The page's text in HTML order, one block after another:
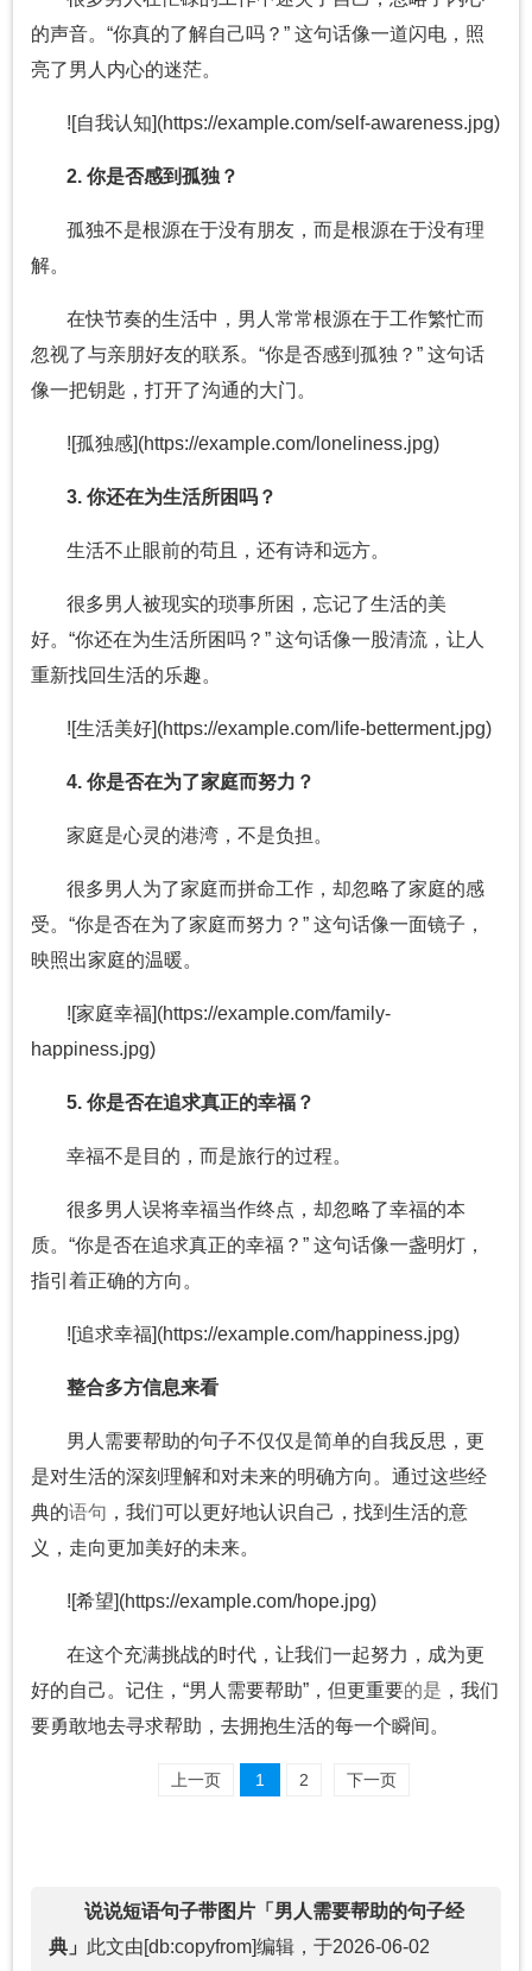
的声音。“你真的了解自己吗？” 这句话像一道闪电，照
亮了男人内心的迷茫。
![自我认知](https://example.com/self-awareness.jpg)
2. 你是否感到孤独？
孤独不是根源在于没有朋友，而是根源在于没有理
解。
在快节奏的生活中，男人常常根源在于工作繁忙而
忽视了与亲朋好友的联系。“你是否感到孤独？” 这句话
像一把钥匙，打开了沟通的大门。
![孤独感](https://example.com/loneliness.jpg)
3. 你还在为生活所困吗？
生活不止眼前的苟且，还有诗和远方。
很多男人被现实的琐事所困，忘记了生活的美
好。“你还在为生活所困吗？” 这句话像一股清流，让人
重新找回生活的乐趣。
![生活美好](https://example.com/life-betterment.jpg)
4. 你是否在为了家庭而努力？
家庭是心灵的港湾，不是负担。
很多男人为了家庭而拼命工作，却忽略了家庭的感
受。“你是否在为了家庭而努力？” 这句话像一面镜子，
映照出家庭的温暖。
![家庭幸福](https://example.com/family-
happiness.jpg)
5. 你是否在追求真正的幸福？
幸福不是目的，而是旅行的过程。
很多男人误将幸福当作终点，却忽略了幸福的本
质。“你是否在追求真正的幸福？” 这句话像一盏明灯，
指引着正确的方向。
![追求幸福](https://example.com/happiness.jpg)
整合多方信息来看
男人需要帮助的句子不仅仅是简单的自我反思，更
是对生活的深刻理解和对未来的明确方向。通过这些经
典的语句 ，我们可以更好地认识自己，找到生活的意
义，走向更加美好的未来。
![希望](https://example.com/hope.jpg)
在这个充满挑战的时代，让我们一起努力，成为更
好的自己。记住，“男人需要帮助”，但更重要的是 ，我们
要勇敢地去寻求帮助，去拥抱生活的每一个瞬间。
上一页 1 2 下一页
说说短语句子带图片「男人需要帮助的句子经
典」 此文由[db:copyfrom]编辑，于2026-06-02